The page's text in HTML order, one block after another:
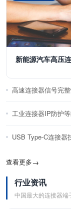
新能源汽车高压
高速连接器信号完
工业连接器IP防护
USB Type-C连接器
查看更多→
行业资讯
中国最大的连接器端